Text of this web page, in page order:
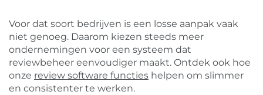
Voor dat soort bedrijven is een losse aanpak vaak
niet genoeg. Daarom kiezen steeds meer
ondernemingen voor een systeem dat
reviewbeheer eenvoudiger maakt. Ontdek ook hoe
onze review software functies helpen om slimmer
en consistenter te werken.